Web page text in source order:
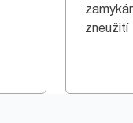
zneužití